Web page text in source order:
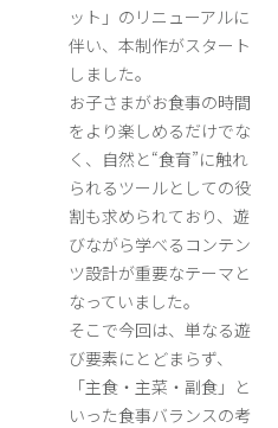
ット」のリニューアルに
伴い、本制作がスタート
しました。
お子さまがお食事の時間
をより楽しめるだけでな
く、自然と“食育”に触れ
られるツールとしての役
割も求められており、遊
びながら学べるコンテン
ツ設計が重要なテーマと
なっていました。
そこで今回は、単なる遊
び要素にとどまらず、
「主食・主菜・副食」と
いった食事バランスの考